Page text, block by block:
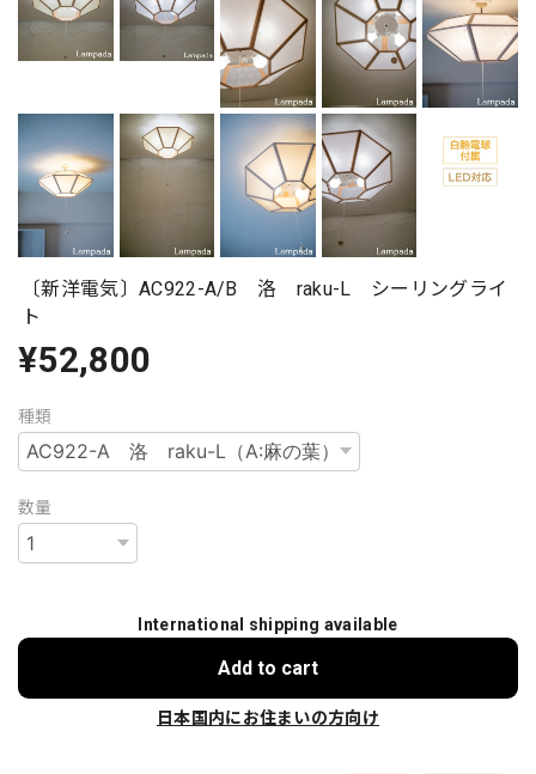
〔新洋電気〕AC922-A/B 洛 raku-L シーリングライ
ト
¥52,800
種類
数量
International shipping available
Add to cart
日本国内にお住まいの方向け